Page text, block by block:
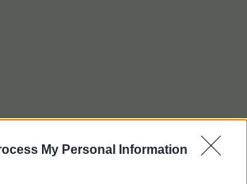
My Personal Information